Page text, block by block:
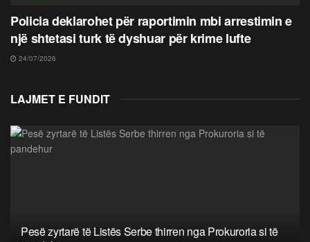
Policia deklarohet për raportimin mbi arrestimin e
një shtetasi turk të dyshuar për krime lufte
24/07/2026
LAJMET E FUNDIT
Pesë zyrtarë të Listës Serbe thirren nga Prokuroria si të